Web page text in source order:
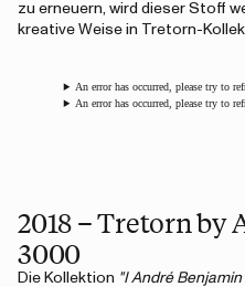
zu erneuern, wird dieser Stoff
kreative Weise in Tretorn-
An error has occurred, please try to
An error has occurred, please try to
2018 – Tretorn by
3000
Die Kollektion "I André Benjamin